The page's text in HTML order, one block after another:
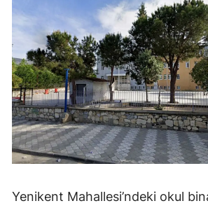
Yenikent Mahallesi’ndeki okul